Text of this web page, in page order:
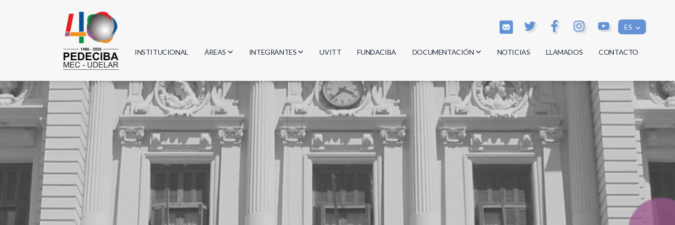
ES
INSTITUCIONAL ÁREAS
Biología
Física
Geociencias
Informática
Matemática
INTEGRANTES
Investigadores
Estudiantes
Egresados
UVITT FUNDACIBA DOCUMENTACIÓN
Actas
Reglamentos
Documentos
NOTICIAS LLAMADOS CONTACTO